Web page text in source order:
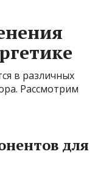
в различных
Рассмотрим
для